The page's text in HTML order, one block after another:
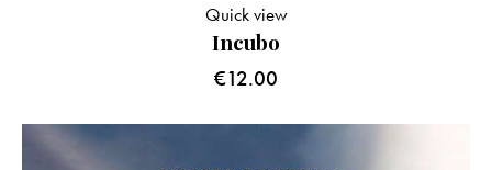
Incubo
€12.00
Quick view